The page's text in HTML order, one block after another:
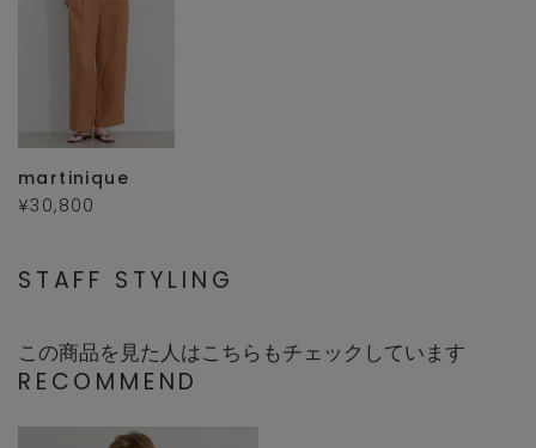
martinique
¥30,800
STAFF STYLING
この商品を見た人はこちらもチェックしています
RECOMMEND